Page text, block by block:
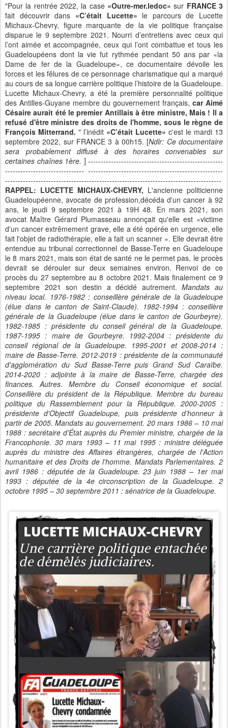
"Pour la rentrée 2022, la case «Outre-mer.ledoc»sur FRANCE 3
fait découvrir dans «C’était Lucette» le parcours de Lucette
Michaux-Chevry, figure marquante de la vie politique française
disparue le 9 septembre 2021. Nourri d’entretiens avec ceux qui
l’ont aimée et accompagnée, ceux qui l’ont combattue et tous les
Guadeloupéens dont la vie fut rythmée pendant 50 ans par «la
Dame de fer de la Guadeloupe», ce documentaire dévoile les
forces et les fêlures de ce personnage charismatique qui a marqué
au cours de sa longue carrière politique l’histoire de la Guadeloupe.
Lucette Michaux-Chevry, a été la première personnalité politique
des Antilles-Guyane membre du gouvernement français, car Aimé
Césaire aurait été le premier Antillais à être ministre, Mais ! Il a
refusé d'être ministre des droits de l'homme, sous le règne de
François Mitterrand. " l’inédit «C’était Lucette» c'est le mardi 13
septembre 2022, sur FRANCE 3 à 00h15. [Ndlr: Ce documentaire
sera probablement diffusé à des horaires convenables sur
certaines chaînes 1ère. ] -----------------------------------------------------
------------------------------- -----------------------------------------------------
-------------------------------------------------------------------------------------
RAPPEL: LUCETTE MICHAUX-CHEVRY, L'ancienne politicienne
Guadeloupéenne, avocate de profession,décéda d'un cancer à 92
ans, le jeudi 9 septembre 2021 à 19H 48. En mars 2021, son
avocat Maître Gérard Plumasseau annonçait qu'elle est «victime
d'un cancer extrêmement grave, elle a été opérée en urgence, elle
fait l'objet de radiothérapie, elle a fait un scanner ». Elle devrait être
entendue au tribunal correctionnel de Basse-Terre en Guadeloupe
le 8 mars 2021, mais son état de santé ne le permet pas, le procès
devrait se dérouler sur deux semaines environ. Renvoi de ce
procès du 27 septembre au 8 octobre 2021. Mais finalement ce 9
septembre 2021 son destin a décidé autrement.Mandats au
niveau local. 1976-1982 : conseillère générale de la Guadeloupe
(élue dans le canton de Saint-Claude). 1982-1994 : conseillère
générale de la Guadeloupe (élue dans le canton de Gourbeyre).
1982-1985 : présidente du conseil général de la Guadeloupe.
1987-1995 : maire de Gourbeyre. 1992-2004 : présidente du
conseil régional de la Guadeloupe. 1995-2001 et 2008-2014 :
maire de Basse-Terre. 2012-2019 : présidente de la communauté
d'agglomération du Sud Basse-Terre puis Grand Sud Caraïbe.
2014-2020 : adjointe à la maire de Basse-Terre, chargée des
finances. Autres. Membre du Conseil économique et social.
Conseillère du président de la République. Membre du bureau
politique du Rassemblement pour la République. 2000-2005 :
présidente d'Objectif Guadeloupe, puis présidente d’honneur à
partir de 2005. Mandats au gouvernement. 20 mars 1986 – 10 mai
1988 : secrétaire d’État auprès du Premier ministre, chargée de la
Francophonie. 30 mars 1993 – 11 mai 1995 : ministre déléguée
auprès du ministre des Affaires étrangères, chargée de l'Action
humanitaire et des Droits de l'homme. Mandats Parlementaires. 2
avril 1986 : députée de la Guadeloupe. 23 juin 1988 – 1er mai
1993 : députée de la 4e circonscription de la Guadeloupe. 2
octobre 1995 – 30 septembre 2011 : sénatrice de la Guadeloupe.